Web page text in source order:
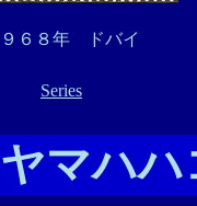
９６８年 ドバイ
Series
マハハ